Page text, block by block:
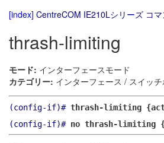
[index] CentreCOM IE210Lシリーズ コ
thrash-limiting
モード: インターフェースモード
カテゴリー: インターフェース / スイッチ
(config-if)# thrash-limiting
(config-if)# no thrash-limiting